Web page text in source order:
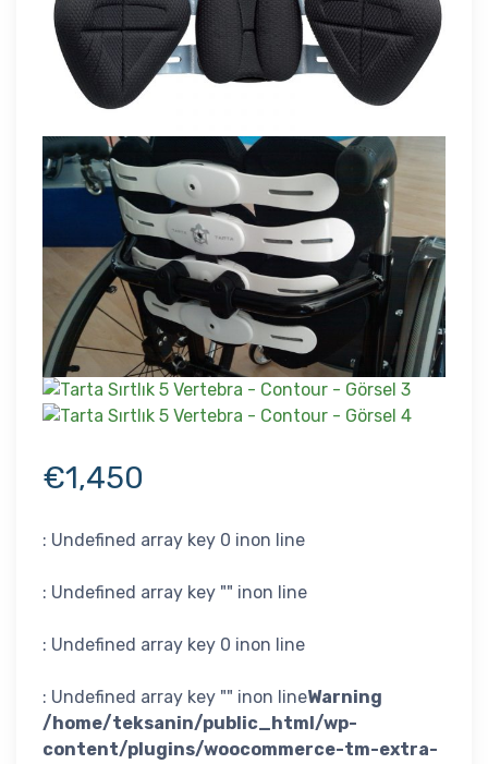
€1,450
Warning
: Undefined array key 0 in
/home/teksanin/public_html/wp-
content/plugins/woocommerce-tm-extra-
on line
: Undefined array key "" inon line
: Undefined array key 0 inon line
: Undefined array key "" inon line